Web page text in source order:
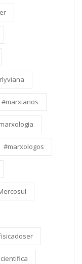
#marxianos
#marxologos